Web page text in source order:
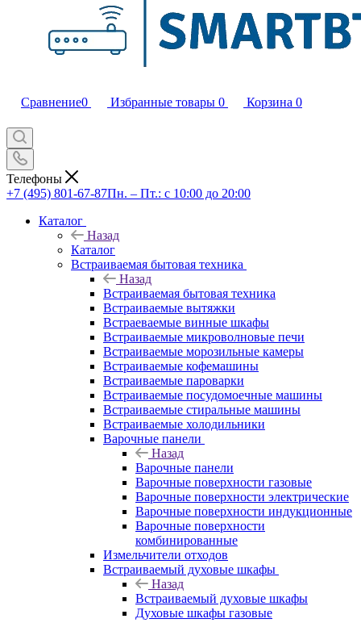
Сравнение0 Избранные товары 0 Корзина 0
Телефоны
+7 (495) 801-67-87Пн. – Пт.: с 10:00 до 20:00
Каталог
Назад
Каталог
Встраиваемая бытовая техника
Назад
Встраиваемая бытовая техника
Встраиваемые вытяжки
Встраеваемые винные шкафы
Встраиваемые микроволновые печи
Встраиваемые морозильные камеры
Встраиваемые кофемашины
Встраиваемые пароварки
Встраиваемые посудомоечные машины
Встраиваемые стиральные машины
Встраиваемые холодильники
Варочные панели
Назад
Варочные панели
Варочные поверхности газовые
Варочные поверхности электрические
Варочные поверхности индукционные
Варочные поверхности
комбинированные
Измельчители отходов
Встраиваемый духовые шкафы
Назад
Встраиваемый духовые шкафы
Духовые шкафы газовые